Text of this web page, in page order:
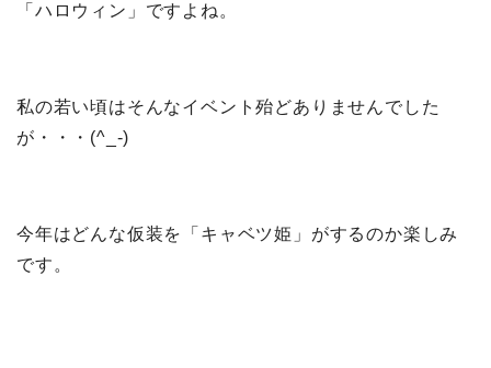
「ハロウィン」ですよね。
私の若い頃はそんなイベント殆どありませんでした
が・・・(^_-)
今年はどんな仮装を「キャベツ姫」がするのか楽しみ
です。